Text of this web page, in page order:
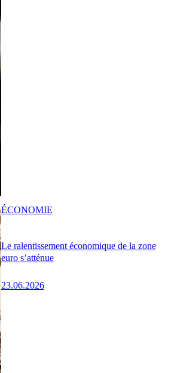
Le ralentissement économique de la zone
euro s’atténue
23.06.2026
ÉCONOMIE